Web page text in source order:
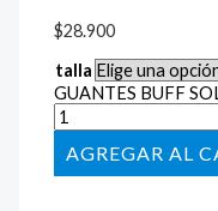
$28.900
talla
GUANTES BUFF
AÑADIR AL